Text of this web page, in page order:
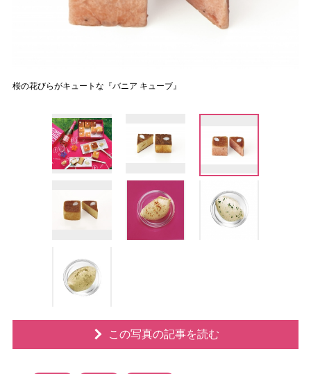
桜の花びらがキュートな『バニア キューブ』
この写真の記事を読む